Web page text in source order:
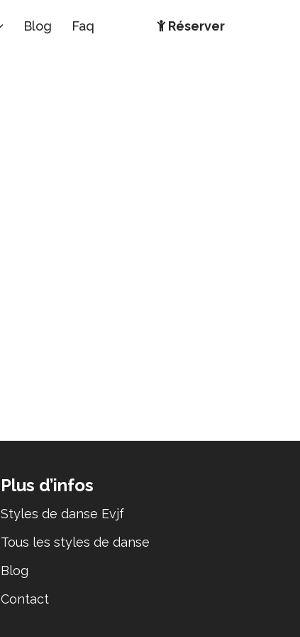
Blog Faq Réserver
Plus d’infos
Styles de danse Evjf
Tous les styles de danse
Blog
Contact